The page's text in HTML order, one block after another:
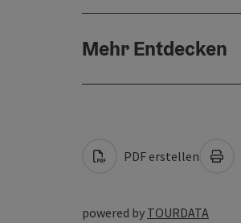
Mehr Entdecken
PDF erstellen
powered by TOURDATA